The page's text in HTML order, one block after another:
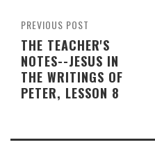
PREVIOUS POST
THE TEACHER'S
NOTES--JESUS IN
THE WRITINGS OF
PETER, LESSON 8